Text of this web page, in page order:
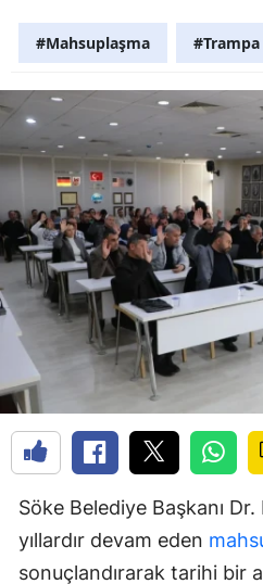
#Mahsuplaşma #Trampa
Söke Belediye Başkanı
yıllardır devam eden
sonuçlandırarak tarihi bir